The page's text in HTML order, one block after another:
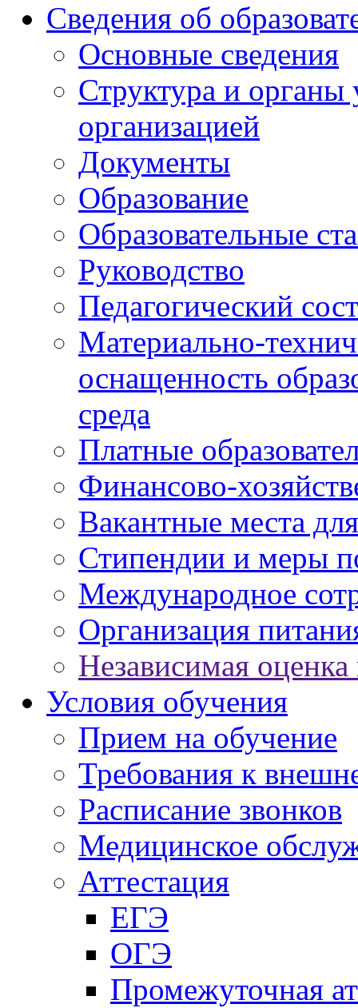
Сведения об
Основные сведения
Структура и органы
организацией
Документы
Образование
Образовательные
Руководство
Педагогический
Материально-
оснащенность
среда
Платные
Финансово-
Вакантные места
Стипендии и меры
Международное
Организация
Независимая оценка
Условия обучения
Прием на обучение
Требования к
Расписание звонков
Медицинское
Аттестация
ЕГЭ
ОГЭ
Промежуточная